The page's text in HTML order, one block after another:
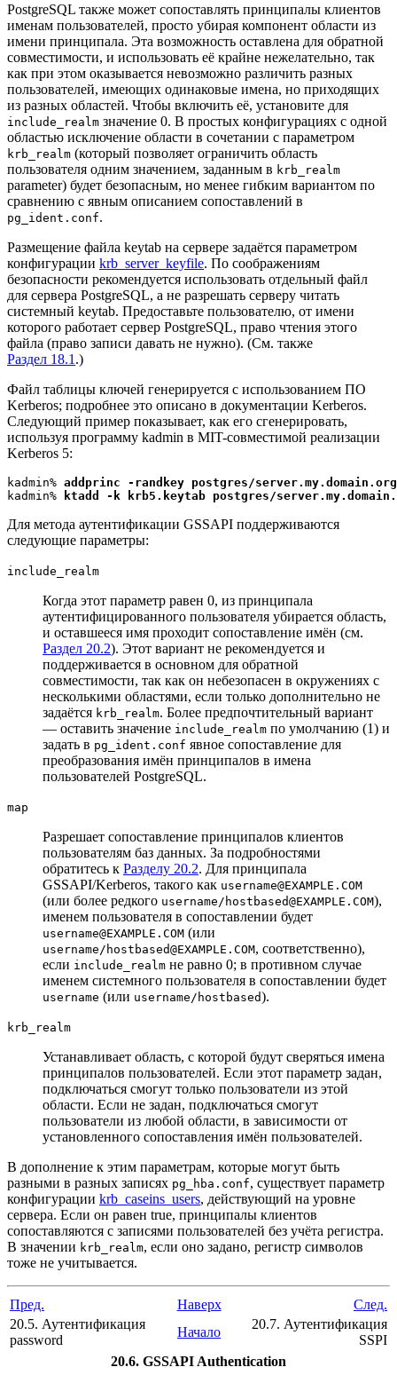
PostgreSQL также может сопоставлять принципалы клиентов
именам пользователей, просто убирая компонент области из
имени принципала. Эта возможность оставлена для обратной
совместимости, и использовать её крайне нежелательно, так
как при этом оказывается невозможно различить разных
пользователей, имеющих одинаковые имена, но приходящих
из разных областей. Чтобы включить её, установите для
include_realm значение 0. В простых конфигурациях с одной
областью исключение области в сочетании с параметром
krb_realm (который позволяет ограничить область
пользователя одним значением, заданным в krb_realm
parameter) будет безопасным, но менее гибким вариантом по
сравнению с явным описанием сопоставлений в
pg_ident.conf.
Размещение файла keytab на сервере задаётся параметром
конфигурации krb_server_keyfile. По соображениям
безопасности рекомендуется использовать отдельный файл
для сервера PostgreSQL, а не разрешать серверу читать
системный keytab. Предоставьте пользователю, от имени
которого работает сервер PostgreSQL, право чтения этого
файла (право записи давать не нужно). (См. также
Раздел 18.1 .)
Файл таблицы ключей генерируется с использованием ПО
Kerberos; подробнее это описано в документации Kerberos.
Следующий пример показывает, как его сгенерировать,
используя программу kadmin в MIT-совместимой реализации
Kerberos 5:
kadmin% addprinc -randkey postgres/server.my.domain.org
kadmin%
ktadd -k krb5.keytab postgres/
Для метода аутентификации GSSAPI поддерживаются
следующие параметры:
include_realm
Когда этот параметр равен 0, из принципала
аутентифицированного пользователя убирается область,
и оставшееся имя проходит сопоставление имён (см.
Раздел 20.2). Этот вариант не рекомендуется и
поддерживается в основном для обратной
совместимости, так как он небезопасен в окружениях с
несколькими областями, если только дополнительно не
задаётся krb_realm. Более предпочтительный вариант
— оставить значение include_realm по умолчанию (1) и
задать в pg_ident.conf явное сопоставление для
преобразования имён принципалов в имена
пользователей PostgreSQL.
map
Разрешает сопоставление принципалов клиентов
пользователям баз данных. За подробностями
обратитесь к Разделу 20.2. Для принципала
GSSAPI/Kerberos, такого как username@EXAMPLE.COM
(или более редкого username/hostbased@EXAMPLE.COM),
именем пользователя в сопоставлении будет
username@EXAMPLE.COM (или
username/hostbased@EXAMPLE.COM, соответственно),
если include_realm не равно 0; в противном случае
именем системного пользователя в сопоставлении будет
username (или username/hostbased).
krb_realm
Устанавливает область, с которой будут сверяться имена
принципалов пользователей. Если этот параметр задан,
подключаться смогут только пользователи из этой
области. Если не задан, подключаться смогут
пользователи из любой области, в зависимости от
установленного сопоставления имён пользователей.
В дополнение к этим параметрам, которые могут быть
разными в разных записях pg_hba.conf, существует параметр
конфигурации krb_caseins_users, действующий на уровне
сервера. Если он равен true, принципалы клиентов
сопоставляются с записями пользователей без учёта регистра.
В значении krb_realm, если оно задано, регистр символов
тоже не учитывается.
Пред. Наверх
След.
20.5. Аутентификация
password
Начало
20.7. Аутентификация
SSPI
20.6. GSSAPI Authentication